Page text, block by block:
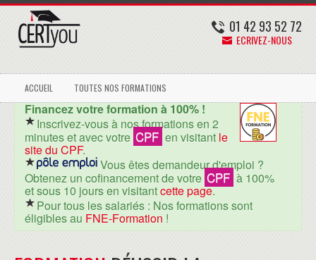
01 42 93 52 72
ECRIVEZ-NOUS
ACCUEIL TOUTES NOS FORMATIONS
Financez votre formation à 100% !
Inscrivez-vous à nos formations en 2
minutes et avec votre CPF en visitant le
site du CPF.
Vous êtes demandeur d'emploi ?
Obtenez un cofinancement de votre CPF à 100%
et sous 10 jours en visitantcette page.
Pour tous les salariés : Nos formations sont
éligibles au FNE-Formation !